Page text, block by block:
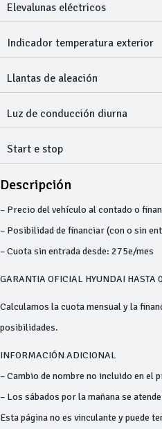
Elevalunas eléctricos
Indicador temperatura exterior
Llantas de aleación
Luz de conducción diurna
Start e stop
Descripción
– Precio del vehículo al contado o
– Posibilidad de financiar (con o sin
– Cuota sin entrada desde: 275e/mes
GARANTIA OFICIAL HYUNDAI
Calculamos la cuota mensual y la
posibilidades.
INFORMACIÓN ADICIONAL
– Cambio de nombre no incluido en el
– Los sábados por la mañana se
Esta página no es vinculante y puede